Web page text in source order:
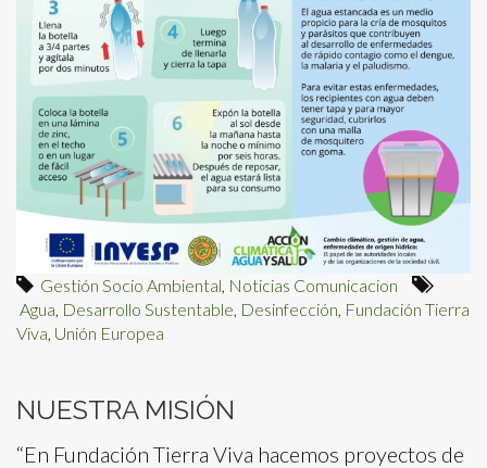
Gestión Socio Ambiental Noticias Comunicacion
Agua Desarrollo Sustentable Desinfección Fundación Tierra
Viva Unión Europea
NUESTRA MISIÓN
“En Fundación Tierra Viva hacemos proyectos de